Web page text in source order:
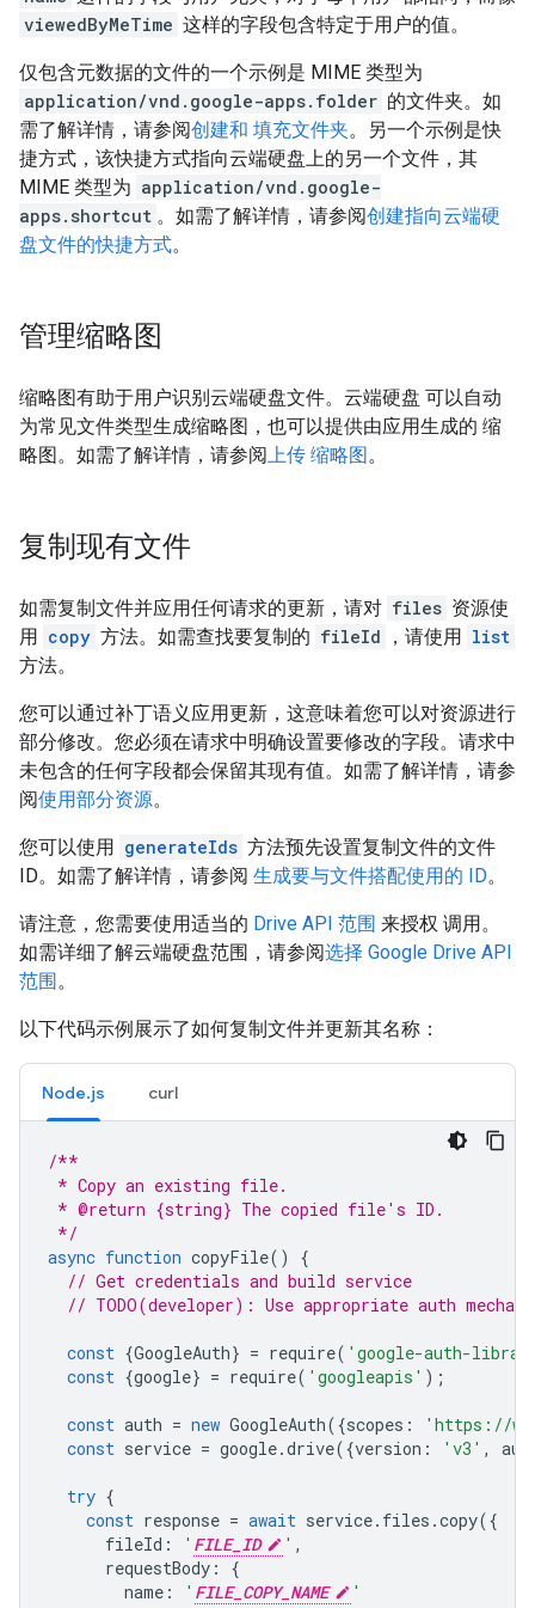
viewedByMeTime 这样的字段包含特定于用户的值。
仅包含元数据的文件的一个示例是 MIME 类型为
application/vnd.google-apps.folder 的文件夹。如
需了解详情，请参阅创建和 填充文件夹。另一个示例是快
捷方式，该快捷方式指向云端硬盘上的另一个文件，其
MIME 类型为 application/vnd.google-
apps.shortcut 。如需了解详情，请参阅创建指向云端硬
盘文件的快捷方式。
管理缩略图
缩略图有助于用户识别云端硬盘文件。云端硬盘 可以自动
为常见文件类型生成缩略图，也可以提供由应用生成的 缩
略图。如需了解详情，请参阅上传 缩略图。
复制现有文件
如需复制文件并应用任何请求的更新，请对 files 资源使
用 copy 方法。如需查找要复制的 fileId ，请使用 list
方法。
您可以通过补丁语义应用更新，这意味着您可以对资源进行
部分修改。您必须在请求中明确设置要修改的字段。请求中
未包含的任何字段都会保留其现有值。如需了解详情，请参
阅使用部分资源。
您可以使用 generateIds 方法预先设置复制文件的文件
ID。如需了解详情，请参阅 生成要与文件搭配使用的 ID。
请注意，您需要使用适当的 Drive API 范围 来授权 调用。
如需详细了解云端硬盘范围，请参阅选择 Google Drive API
范围。
以下代码示例展示了如何复制文件并更新其名称：
Node.js curl
/**
* Copy an existing file.
* @return {string} The copied file's ID.
*/
async function copyFile()
{
// Get credentials and build service
// TODO(developer): Use appropriate auth
const {GoogleAuth} = require( 'google-auth-
const {google} = require( 'googleapis' );
const auth = new GoogleAuth({scopes :
'https://
const service = google.drive({version : 'v3' ,
try {
const response = await service. files .copy({
fileId : ' FILE_ID ' ,
requestBody :
{
name : ' FILE_COPY_NAME
'